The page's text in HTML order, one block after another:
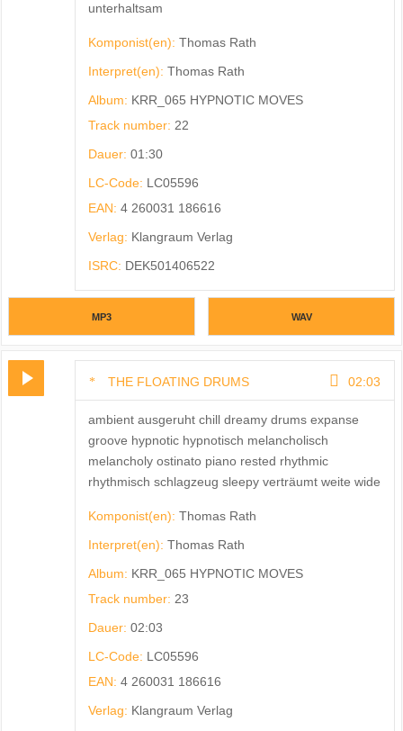
unterhaltsam
Komponist(en): Thomas Rath
Interpret(en): Thomas Rath
Album: KRR_065 HYPNOTIC MOVES
Track number: 22
Dauer: 01:30
LC-Code: LC05596
EAN: 4 260031 186616
Verlag: Klangraum Verlag
ISRC: DEK501406522
MP3 WAV
THE FLOATING DRUMS 02:03
ambient ausgeruht chill dreamy drums expanse
groove hypnotic hypnotisch melancholisch
melancholy ostinato piano rested rhythmic
rhythmisch schlagzeug sleepy verträumt weite wide
Komponist(en): Thomas Rath
Interpret(en): Thomas Rath
Album: KRR_065 HYPNOTIC MOVES
Track number: 23
Dauer: 02:03
LC-Code: LC05596
EAN: 4 260031 186616
Verlag: Klangraum Verlag